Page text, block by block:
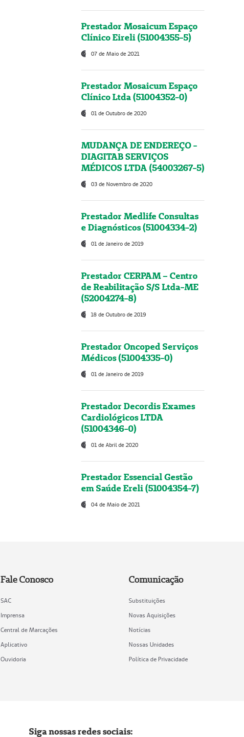
Prestador Mosaicum Espaço
Clínico Eireli (51004355-5)
07 de Maio de 2021
Prestador Mosaicum Espaço
Clínico Ltda (51004352-0)
01 de Outubro de 2020
MUDANÇA DE ENDEREÇO -
DIAGITAB SERVIÇOS
MÉDICOS LTDA (54003267-5)
03 de Novembro de 2020
Prestador Medlife Consultas
e Diagnósticos (51004334-2)
01 de Janeiro de 2019
Prestador CERPAM – Centro
de Reabilitação S/S Ltda-ME
(52004274-8)
18 de Outubro de 2019
Prestador Oncoped Serviços
Médicos (51004335-0)
01 de Janeiro de 2019
Prestador Decordis Exames
Cardiológicos LTDA
(51004346-0)
01 de Abril de 2020
Prestador Essencial Gestão
em Saúde Ereli (51004354-7)
04 de Maio de 2021
Fale Conosco
SAC
Imprensa
Central de Marcações
Aplicativo
Ouvidoria
Comunicação
Substituições
Novas Aquisições
Notícias
Nossas Unidades
Política de Privacidade
Siga nossas redes sociais: